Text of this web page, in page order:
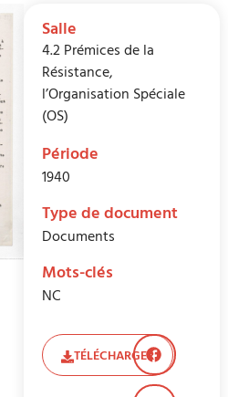
Salle
4.2 Prémices de la
Résistance,
l’Organisation Spéciale
(OS)
Période
1940
Type de document
Documents
Mots-clés
NC
TÉLÉCHARGER